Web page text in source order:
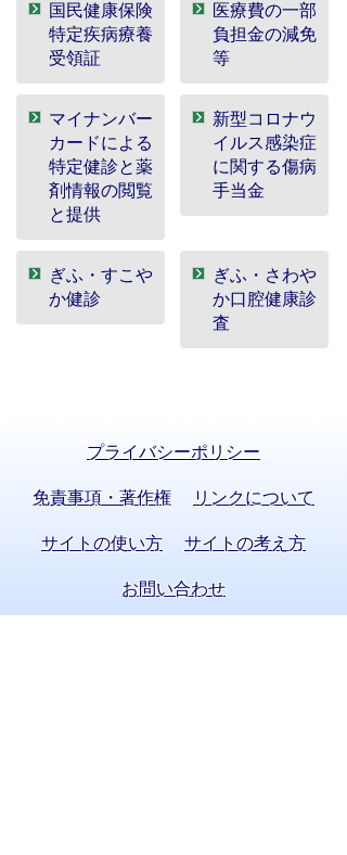
国民健康保険
特定疾病療養
受領証
医療費の一部
負担金の減免
等
マイナンバー
カードによる
特定健診と薬
剤情報の閲覧
と提供
新型コロナウ
イルス感染症
に関する傷病
手当金
ぎふ・すこや
か健診
ぎふ・さわや
か口腔健康診
査
プライバシーポリシー
免責事項・著作権 リンクについて
サイトの使い方 サイトの考え方
お問い合わせ